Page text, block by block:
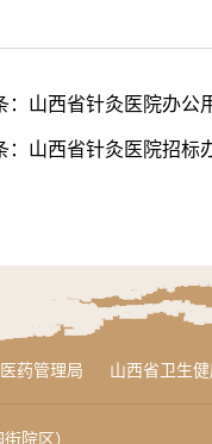
： 山西省针灸医院办公
山西省针灸医院招标
药管理局 山西省卫生
院区）